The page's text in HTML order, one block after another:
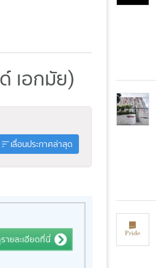
เอกมัย)
เลื่อนประกาศล่าสุด